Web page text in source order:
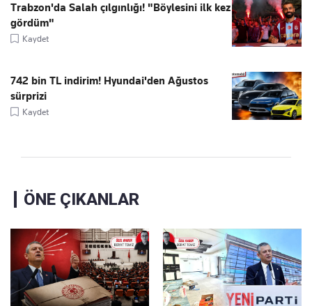
Trabzon'da Salah çılgınlığı! "Böylesini ilk kez
gördüm"
Kaydet
742 bin TL indirim! Hyundai'den Ağustos
sürprizi
Kaydet
ÖNE ÇIKANLAR